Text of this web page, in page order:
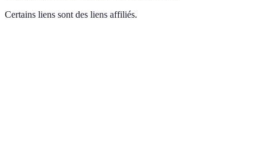
Certains liens sont des liens affiliés.